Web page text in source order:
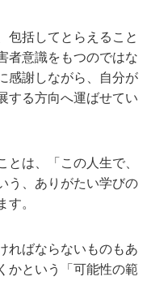
包括してとらえること
者意識をもつのではな
感謝しながら、自分が
する方向へ運ばせてい
は、「この人生で、
う、ありがたい学びの
す。
ればならないものもあ
かという「可能性の範